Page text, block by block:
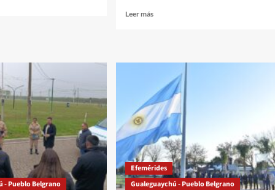
Leer másRead
microcréditos
a
emprendedores
- Pueblo Belgrano
Efemérides
Gualeguaychú - Pueblo Belgrano